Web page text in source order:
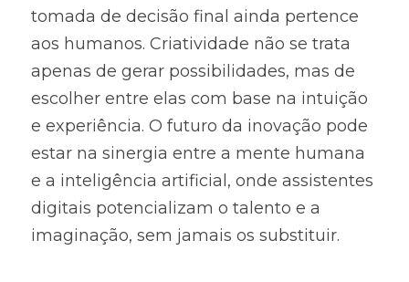
tomada de decisão final ainda pertence
aos humanos. Criatividade não se trata
apenas de gerar possibilidades, mas de
escolher entre elas com base na intuição
e experiência. O futuro da inovação pode
estar na sinergia entre a mente humana
e a inteligência artificial, onde assistentes
digitais potencializam o talento e a
imaginação, sem jamais os substituir.